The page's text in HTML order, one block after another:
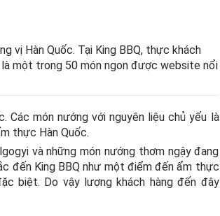
vị Hàn Quốc. Tại King BBQ, thực khách
một trong 50 món ngon được website nổi
món nướng với nguyên liệu chủ yếu là
thực Hàn Quốc.
và những món nướng thơm ngậy đang
đến King BBQ như một điểm đến ẩm thực
biệt. Do vậy lượng khách hàng đến đây